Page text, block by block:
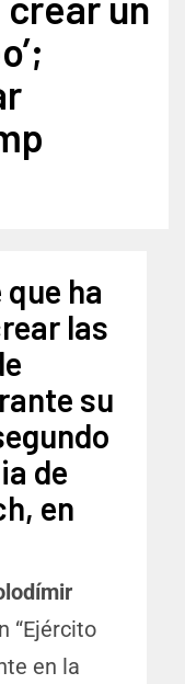
ha
las
su
de
en
“Ejército
en la